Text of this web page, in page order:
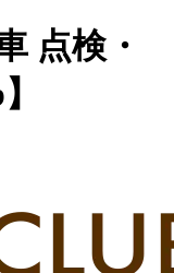
点検・